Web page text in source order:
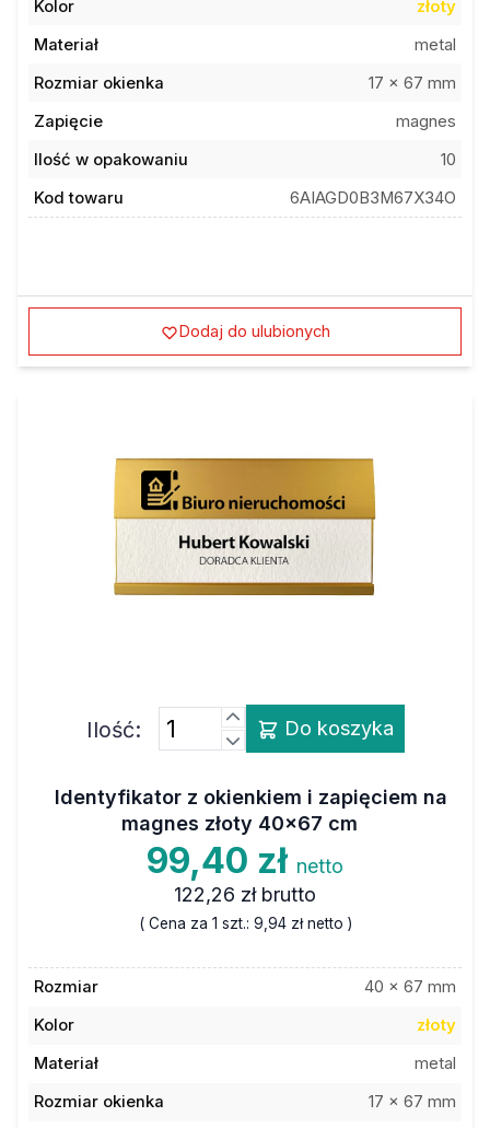
Kolor
złoty
Materiał
metal
Rozmiar okienka
17 x 67 mm
Zapięcie
magnes
Ilość w opakowaniu
10
Kod towaru
6AIAGD0B3M67X34O
Dodaj do ulubionych
Ilość: Do koszyka
Identyfikator z okienkiem i zapięciem na
magnes złoty 40x67 cm
99,40 zł netto
122,26 zł brutto
( Cena za 1 szt.: 9,94 złnetto )
Rozmiar
40 x 67 mm
Kolor
złoty
Materiał
metal
Rozmiar okienka
17 x 67 mm